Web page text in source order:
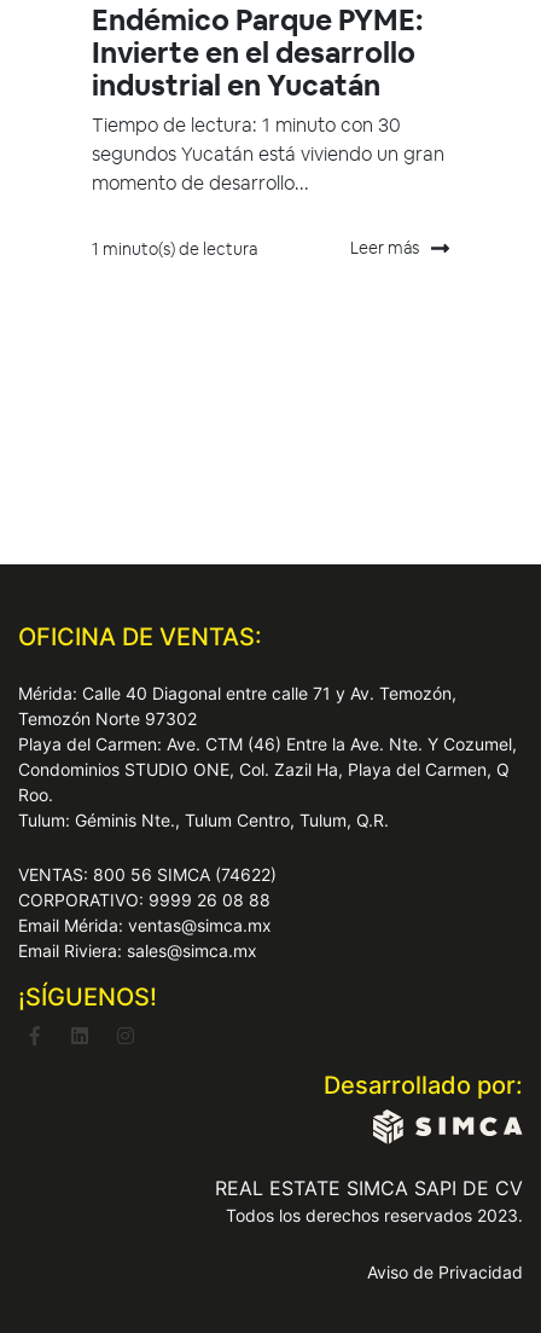
Endémico Parque PYME:
Invierte en el desarrollo
industrial en Yucatán
Tiempo de lectura: 1 minuto con 30
segundos Yucatán está viviendo un gran
momento de desarrollo...
1 minuto(s) de lectura Leer más
OFICINA DE VENTAS:
Mérida: Calle 40 Diagonal entre calle 71 y Av. Temozón,
Temozón Norte 97302
Playa del Carmen: Ave. CTM (46) Entre la Ave. Nte. Y Cozumel,
Condominios STUDIO ONE, Col. Zazil Ha, Playa del Carmen, Q
Roo.
Tulum: Géminis Nte., Tulum Centro, Tulum, Q.R.
VENTAS: 800 56 SIMCA (74622)
CORPORATIVO: 9999 26 08 88
Email Mérida: ventas@simca.mx
Email Riviera: sales@simca.mx
¡SÍGUENOS!
Desarrollado por:
REAL ESTATE SIMCA SAPI DE CV
Todos los derechos reservados 2023.
Aviso de Privacidad